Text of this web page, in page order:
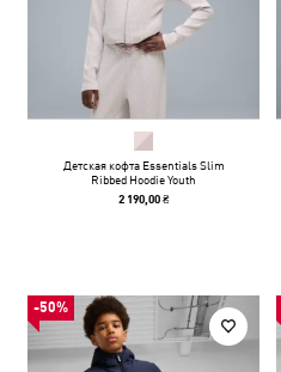
Детская кофта Essentials Slim
Ribbed Hoodie Youth
2 190,00 ₴
-50%